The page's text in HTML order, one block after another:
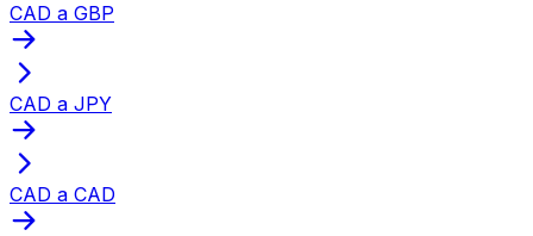
CAD a GBP
CAD a JPY
CAD a CAD